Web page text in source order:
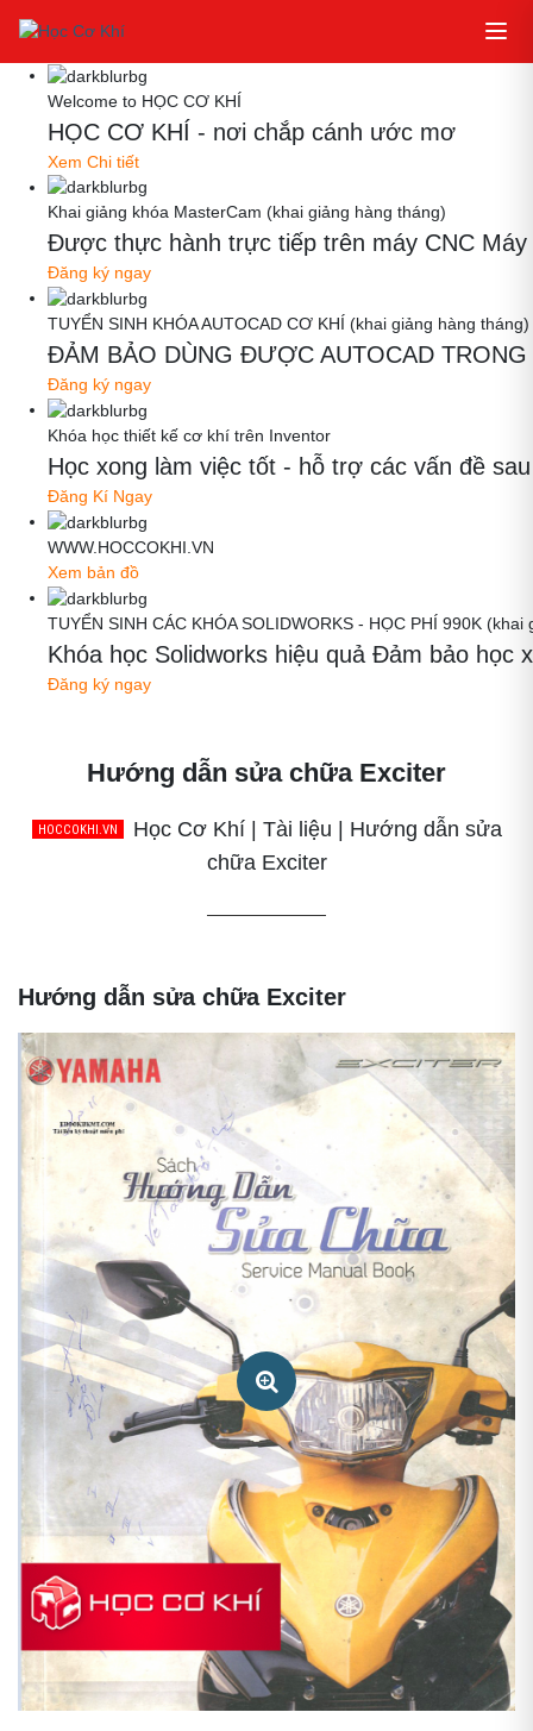
Welcome to HỌC CƠ KHÍ
HỌC CƠ KHÍ - nơi chắp cánh ước mơ
Xem Chi tiết
Khai giảng khóa MasterCam (khai giảng hàng tháng)
Được thực hành trực tiếp trên máy CNC
Đăng ký ngay
TUYỂN SINH KHÓA AUTOCAD CƠ KHÍ (khai giảng hàng tháng)
ĐẢM BẢO DÙNG ĐƯỢC AUTOCAD TRONG
Đăng ký ngay
Khóa học thiết kế cơ khí trên Inventor
Học xong làm việc tốt - hỗ trợ các vấn đề
Đăng Kí Ngay
WWW.HOCCOKHI.VN
Xem bản đồ
TUYỂN SINH CÁC KHÓA SOLIDWORKS - HỌC PHÍ 990K
Khóa học Solidworks hiệu quả Đảm bảo học
Đăng ký ngay
Hướng dẫn sửa chữa Exciter
Học Cơ Khí | Tài liệu | Hướng dẫn sửa
chữa Exciter
Hướng dẫn sửa chữa Exciter